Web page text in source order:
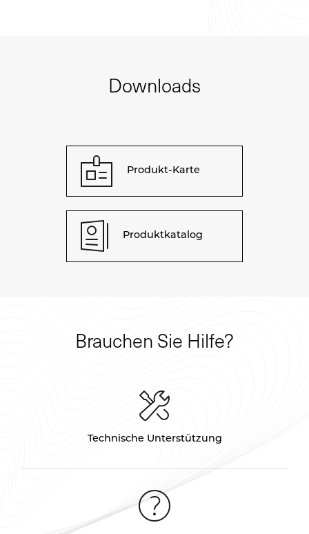
Downloads
Produkt-Karte
Produktkatalog
Brauchen Sie Hilfe?
Technische Unterstützung